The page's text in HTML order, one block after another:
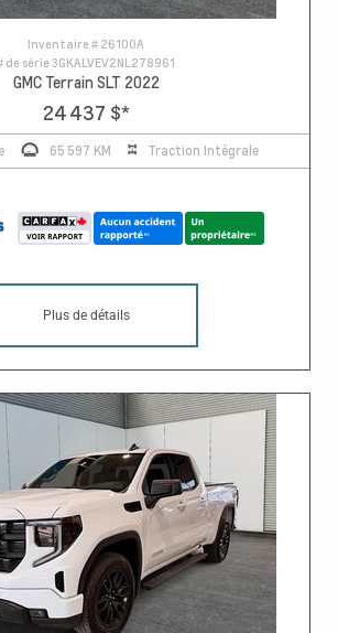
Inventaire # 26100A
de série3GKALVEV2NL278961
GMC Terrain SLT 2022
24 437 $*
65 597 KM Traction Intégrale
Plus de détails